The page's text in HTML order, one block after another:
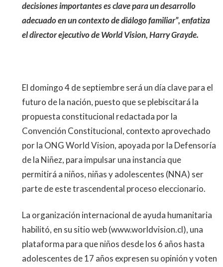
decisiones importantes es clave para un desarrollo
adecuado en un contexto de diálogo familiar”, enfatiza
el director ejecutivo de World Vision, Harry Grayde.
El domingo 4 de septiembre será un día clave para el
futuro de la nación, puesto que se plebiscitará la
propuesta constitucional redactada por la
Convención Constitucional, contexto aprovechado
por la ONG World Vision, apoyada por la Defensoría
de la Niñez, para impulsar una instancia que
permitirá a niños, niñas y adolescentes (NNA) ser
parte de este trascendental proceso eleccionario.
La organización internacional de ayuda humanitaria
habilitó, en su sitio web (www.worldvision.cl), una
plataforma para que niños desde los 6 años hasta
adolescentes de 17 años expresen su opinión y voten